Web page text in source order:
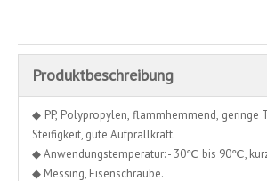
Produktbeschreibung
◆ PP, Polypropylen, flammhemmend, geringe
Steifigkeit, gute Aufprallkraft.
◆ Anwendungstemperatur: - 30℃ bis 90℃,
◆ Messing, Eisenschraube.